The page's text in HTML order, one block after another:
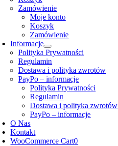
Zamówienie
Moje konto
Koszyk
Zamówienie
Informacje
Polityka Prywatności
Regulamin
Dostawa i polityka zwrotów
PayPo – informacje
Polityka Prywatności
Regulamin
Dostawa i polityka zwrotów
PayPo – informacje
O Nas
Kontakt
WooCommerce Cart0